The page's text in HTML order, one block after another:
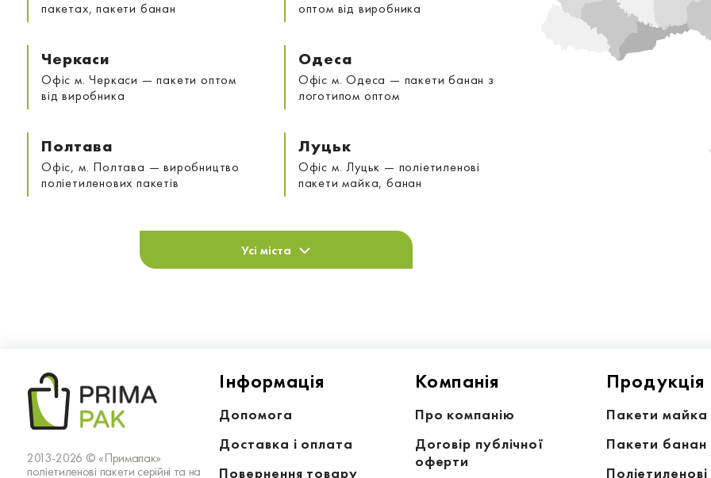
пакетах, пакети банан
оптом від виробника
Черкаси
Офіс м. Черкаси — пакети оптом
від виробника
Одеса
Офіс м. Одеса — пакети банан з
логотипом оптом
Полтава
Офіс, м. Полтава — виробництво
поліетиленових пакетів
Луцьк
Офіс м. Луцьк — поліетиленові
пакети майка, банан
Усі міста
2013-2026 © «Примапак»
поліетиленові пакети серійні та на
Iнформацiя
Допомога
Доставка і оплата
Повернення товару
Компанiя
Про компанію
Договір публічної
оферти
Продукція
Пакети майка
Пакети банан